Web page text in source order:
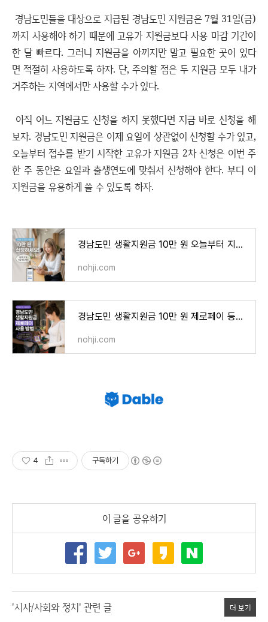
경남도민들을 대상으로 지급된 경남도민 지원금은 7월 31일(금)
까지 사용해야 하기 때문에 고유가 지원금보다 사용 마감 기간이
한 달 빠르다. 그러니 지원금을 아끼지만 말고 필요한 곳이 있다
면 적절히 사용하도록 하자. 단, 주의할 점은 두 지원금 모두 내가
거주하는 지역에서만 사용할 수가 있다.
아직 어느 지원금도 신청을 하지 못했다면 지금 바로 신청을 해
보자. 경남도민 지원금은 이제 요일에 상관없이 신청할 수가 있고,
오늘부터 접수를 받기 시작한 고유가 지원금 2차 신청은 이번 주
한 주 동안은 요일과 출생연도에 맞춰서 신청해야 한다. 부디 이
지원금을 유용하게 쓸 수 있도록 하자.
경남도민 생활지원금 10만 원 오늘부터 지급 시작 서두르세요!
nohji.com
경남도민 생활지원금 10만 원 제로페이 등록 사용법
nohji.com
4 구독하기
이 글을 공유하기
'시사/사회와 정치' 관련 글 더 보기